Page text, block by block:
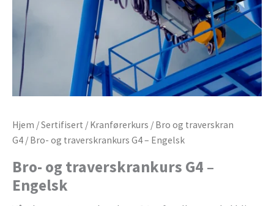
Hjem /Sertifisert / Kranførerkurs / Bro og traverskran
G4 / Bro- og traverskrankurs G4 – Engelsk
Bro- og traverskrankurs G4 –
Engelsk